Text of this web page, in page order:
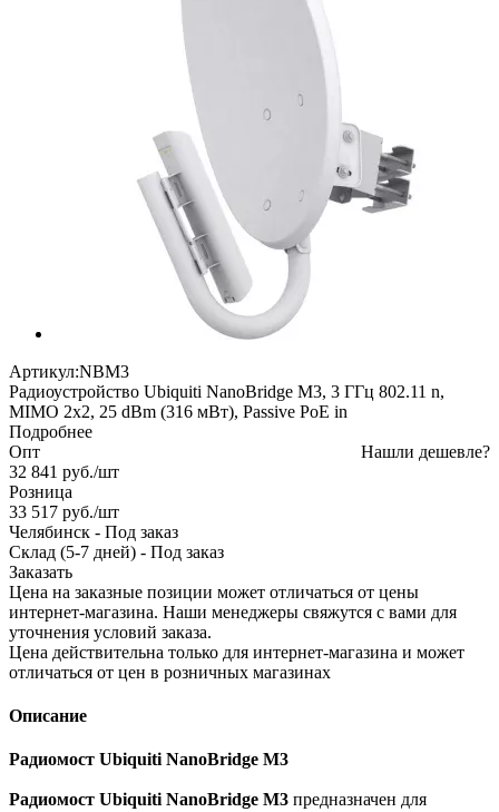
Артикул:NBM3
Радиоустройство Ubiquiti NanoBridge M3, 3 ГГц 802.11 n,
MIMO 2x2, 25 dBm (316 мВт), Passive PoE in
Подробнее
Нашли дешевле?
Опт
32 841 руб./шт
Розница
33 517 руб./шт
Челябинск - Под заказ
Склад (5-7 дней) - Под заказ
Заказать
Цена на заказные позиции может отличаться от цены
интернет-магазина. Наши менеджеры свяжутся с вами для
уточнения условий заказа.
Цена действительна только для интернет-магазина и может
отличаться от цен в розничных магазинах
Описание
Радиомост Ubiquiti NanoBridge M3
Радиомост Ubiquiti NanoBridge M3 предназначен для